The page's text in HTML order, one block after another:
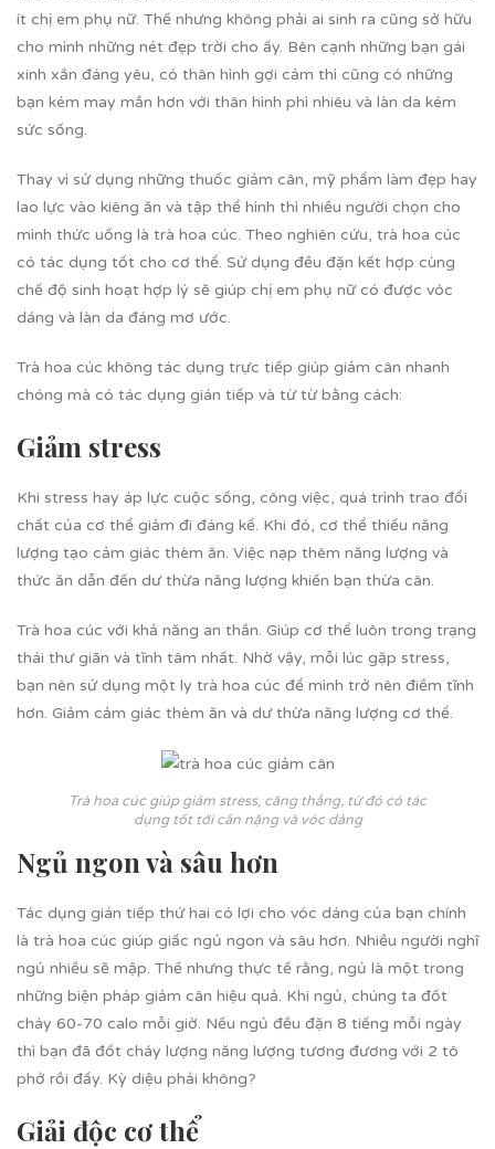
ít chị em phụ nữ. Thế nhưng không phải ai sinh ra cũng sở hữu
cho mình những nét đẹp trời cho ấy. Bên cạnh những bạn gái
xinh xắn đáng yêu, có thân hình gợi cảm thì cũng có những
bạn kém may mắn hơn với thân hình phì nhiêu và làn da kém
sức sống.
Thay vì sử dụng những thuốc giảm cân, mỹ phẩm làm đẹp hay
lao lực vào kiêng ăn và tập thể hình thì nhiều người chọn cho
mình thức uống là trà hoa cúc. Theo nghiên cứu, trà hoa cúc
có tác dụng tốt cho cơ thể. Sử dụng đều đặn kết hợp cùng
chế độ sinh hoạt hợp lý sẽ giúp chị em phụ nữ có được vóc
dáng và làn da đáng mơ ước.
Trà hoa cúc không tác dụng trực tiếp giúp giảm cân nhanh
chóng mà có tác dụng gián tiếp và từ từ bằng cách:
Giảm stress
Khi stress hay áp lực cuộc sống, công việc, quá trình trao đổi
chất của cơ thể giảm đi đáng kể. Khi đó, cơ thể thiếu năng
lượng tạo cảm giác thèm ăn. Việc nạp thêm năng lượng và
thức ăn dẫn đến dư thừa năng lượng khiến bạn thừa cân.
Trà hoa cúc với khả năng an thần. Giúp cơ thể luôn trong trạng
thái thư giãn và tĩnh tâm nhất. Nhờ vậy, mỗi lúc gặp stress,
bạn nên sử dụng một ly trà hoa cúc để mình trở nên điềm tĩnh
hơn. Giảm cảm giác thèm ăn và dư thừa năng lượng cơ thể.
Trà hoa cúc giúp giảm stress, căng thẳng, từ đó có tác
dụng tốt tới cân nặng và vóc dáng
Ngủ ngon và sâu hơn
Tác dụng gián tiếp thứ hai có lợi cho vóc dáng của bạn chính
là trà hoa cúc giúp giấc ngủ ngon và sâu hơn. Nhiều người nghĩ
ngủ nhiều sẽ mập. Thế nhưng thực tế rằng, ngủ là một trong
những biện pháp giảm cân hiệu quả. Khi ngủ, chúng ta đốt
cháy 60-70 calo mỗi giờ. Nếu ngủ đều đặn 8 tiếng mỗi ngày
thì bạn đã đốt cháy lượng năng lượng tương đương với 2 tô
phở rồi đấy. Kỳ diệu phải không?
Giải độc cơ thể